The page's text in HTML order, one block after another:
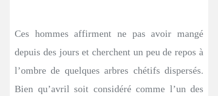
Ces hommes affirment ne pas avoir mangé
depuis des jours et cherchent un peu de repos à
l’ombre de quelques arbres chétifs dispersés.
Bien qu’avril soit considéré comme l’un des